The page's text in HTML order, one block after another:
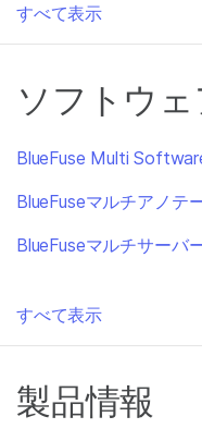
すべて表示
ソフトウ
BlueFuse Multi
BlueFuseマルチアノテ
BlueFuseマルチサーバ
すべて表示
製品情報